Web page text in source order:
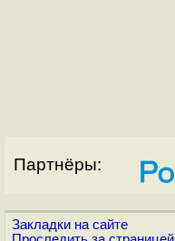
Партнёры:
Закладки на сайте